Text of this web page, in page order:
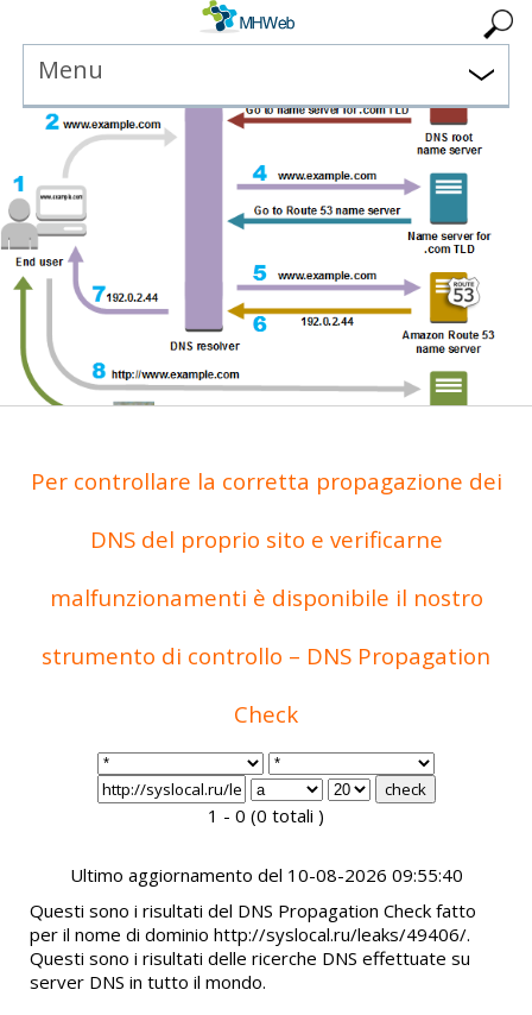
Menu
Per controllare la corretta propagazione dei
DNS del proprio sito e verificarne
malfunzionamenti è disponibile il nostro
strumento di controllo – DNS Propagation
Check
1 - 0 (0 totali )
Ultimo aggiornamento del 10-08-2026 09:55:40
Questi sono i risultati del DNS Propagation Check fatto
per il nome di dominio http://syslocal.ru/leaks/49406/.
Questi sono i risultati delle ricerche DNS effettuate su
server DNS in tutto il mondo.